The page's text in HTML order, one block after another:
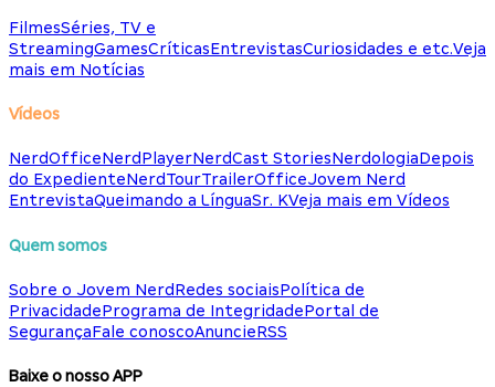
FilmesSéries, TV e
StreamingGamesCríticasEntrevistasCuriosidades e etc.Veja
mais em Notícias
Vídeos
NerdOfficeNerdPlayerNerdCast StoriesNerdologiaDepois
do ExpedienteNerdTourTrailerOfficeJovem Nerd
EntrevistaQueimando a LínguaSr. KVeja mais em Vídeos
Quem somos
Sobre o Jovem NerdRedes sociaisPolítica de
PrivacidadePrograma de IntegridadePortal de
SegurançaFale conoscoAnuncieRSS
Baixe o nosso APP